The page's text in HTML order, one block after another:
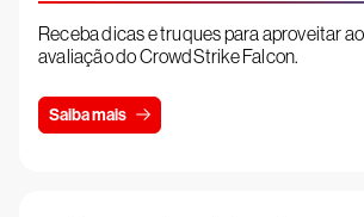
Receba dicas e truques para aproveitar
avaliação do CrowdStrike Falcon.
Saiba mais